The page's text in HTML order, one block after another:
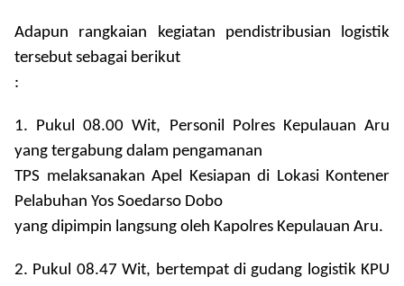
Adapun rangkaian kegiatan pendistribusian logistik
tersebut sebagai berikut
:
1. Pukul 08.00 Wit, Personil Polres Kepulauan Aru
yang tergabung dalam pengamanan
TPS melaksanakan Apel Kesiapan di Lokasi Kontener
Pelabuhan Yos Soedarso Dobo
yang dipimpin langsung oleh Kapolres Kepulauan Aru.
2. Pukul 08.47 Wit, bertempat di gudang logistik KPU